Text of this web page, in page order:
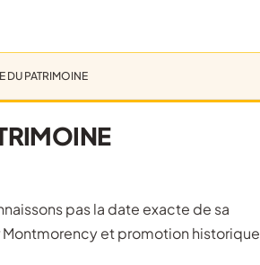
DU PATRIMOINE
et promotion historique